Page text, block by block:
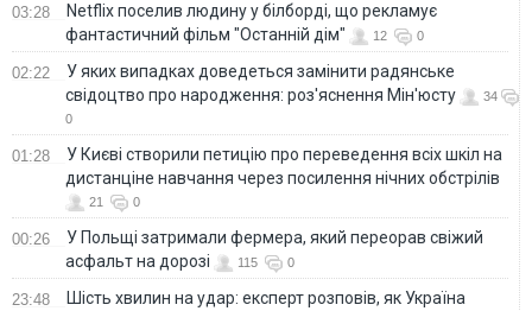
03:28
Netflix поселив людину у білборді, що рекламує
фантастичний фільм "Останній дім"
12 0
02:22
У яких випадках доведеться замінити радянське
свідоцтво про народження: роз'яснення Мін'юсту
34
0
01:28
У Києві створили петицію про переведення всіх шкіл на
дистанціне навчання через посилення нічних обстрілів
21 0
00:26
У Польщі затримали фермера, який переорав свіжий
асфальт на дорозі
115 0
23:48
Шість хвилин на удар: експерт розповів, як Україна